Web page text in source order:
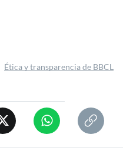
Ética y transparencia de BBCL